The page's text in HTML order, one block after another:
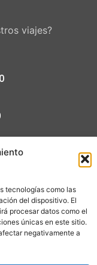
tecnologías como las
del dispositivo. El
procesar datos como el
únicas en este sitio.
negativamente a
viajes?
Mm1673-A |
LLC